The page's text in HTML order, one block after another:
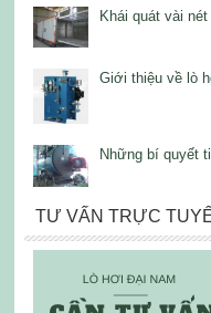
Khái quát vài
Giới thiệu về lò
Những bí quyết
TƯ VẤN TRỰC